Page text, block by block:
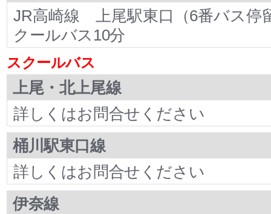
JR高崎線 上尾駅東口（6番バス停
クールバス10分
スクールバス
上尾・北上尾線
詳しくはお問合せください
桶川駅東口線
詳しくはお問合せください
伊奈線